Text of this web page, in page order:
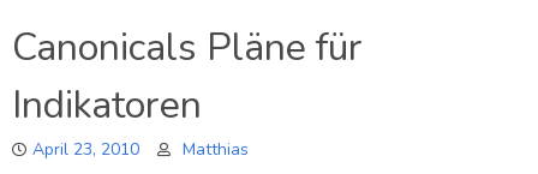
verkleinern
Canonicals Pläne für
Indikatoren
April 23, 2010 Matthias